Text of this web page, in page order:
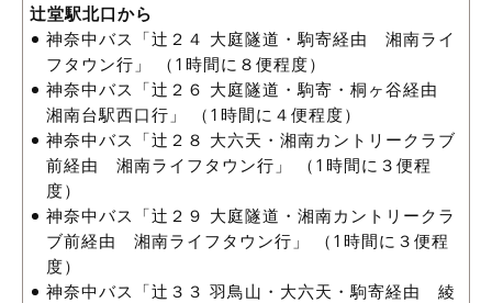
辻堂駅北口から
神奈中バス「辻２４ 大庭隧道・駒寄経由 湘南ライ
フタウン行」 （1時間に８便程度）
神奈中バス「辻２６ 大庭隧道・駒寄・桐ヶ谷経由
湘南台駅西口行」 （1時間に４便程度）
神奈中バス「辻２８ 大六天・湘南カントリークラブ
前経由 湘南ライフタウン行」 （1時間に３便程
度）
神奈中バス「辻２９ 大庭隧道・湘南カントリークラ
ブ前経由 湘南ライフタウン行」 （1時間に３便程
度）
神奈中バス「辻３３ 羽鳥山・大六天・駒寄経由 綾